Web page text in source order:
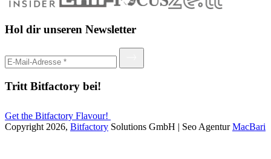
Hol dir unseren Newsletter
Tritt Bitfactory bei!
Get the Bitfactory Flavour!
Copyright 2026, Bitfactory Solutions GmbH | Seo AgenturMacBari